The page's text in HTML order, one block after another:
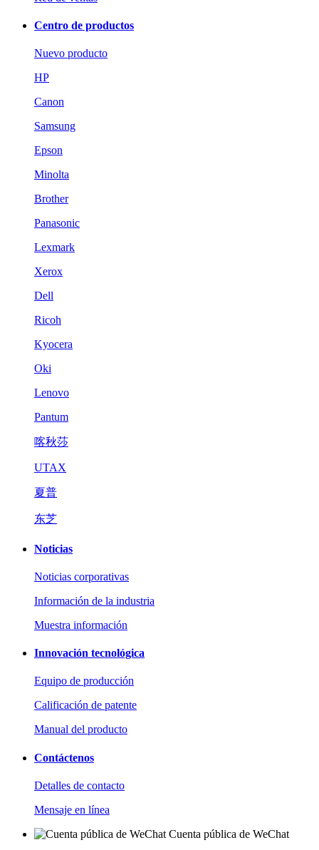
Centro de productos
Nuevo producto
HP
Canon
Samsung
Epson
Minolta
Brother
Panasonic
Lexmark
Xerox
Dell
Ricoh
Kyocera
Oki
Lenovo
Pantum
喀秋莎
UTAX
夏普
东芝
Noticias
Noticias corporativas
Información de la industria
Muestra información
Innovación tecnológica
Equipo de producción
Calificación de patente
Manual del producto
Contáctenos
Detalles de contacto
Mensaje en línea
Cuenta pública de WeChat